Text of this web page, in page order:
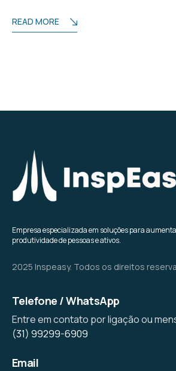
READ MORE
Empresa especializada em soluções para
produtividade de pessoas e ativos.
2025 Inspeasy. Todos os direitos
Telefone / WhatsApp
Entre em contato por ligação ou
(31) 99299-6909
Email